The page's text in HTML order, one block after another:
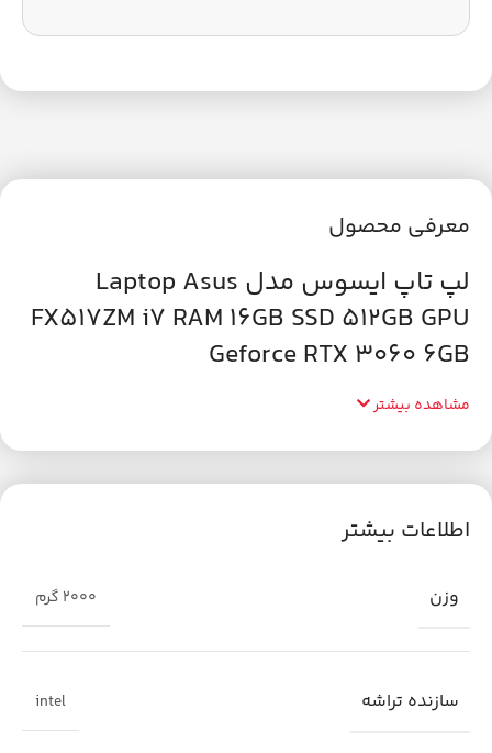
معرفی محصول
لپ تاپ ایسوس مدل Laptop Asus
FX517ZM i7 RAM 16GB SSD 512GB GPU
Geforce RTX 3060 6GB
مشاهده بیشتر
اطلاعات بیشتر
وزن 2000 گرم
سازنده تراشه intel